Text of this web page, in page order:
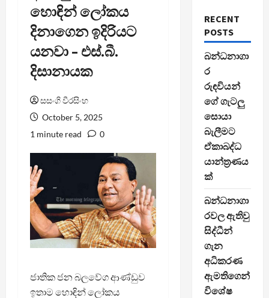
හොඳින් ලෝකය
දිනාගෙන ඉදිරියට
යනවා – එස්.බී.
දිසානායක
සසංගි වීරසිංහ
October 5, 2025
1 minute read
0
ජාතික ජන බලවේග ආණ්ඩුව
ඉතාම හොඳින් ලෝකය
RECENT
POSTS
බන්ධනාගා
ර
රුඳවියන්
ගේ ගැටලු
සොයා
බැලීමට
ඒකාබද්ධ
යාන්ත්‍රණය
ක්
බන්ධනාගා
රවල ඇතිවු
සිද්ධීන්
ගැන
අධිකරණ
ඇමතිගෙන්
විශේෂ